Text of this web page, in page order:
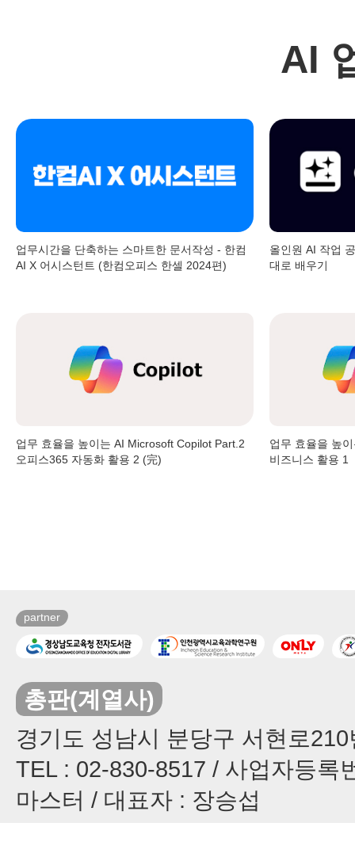
AI
업무시간을 단축하는 스마트한 문서작성 - 한컴
AI X 어시스턴트 (한컴오피스 한셀 2024편)
올인원 AI 작업
대로 배우기
업무 효율을 높이는 AI Microsoft Copilot Part.2
오피스365 자동화 활용 2 (完)
업무 효율을 높
비즈니스 활용 1
partner
총판(계열사)
경기도 성남시 분당구 서현로
TEL : 02-830-8517 / 사업자등록
마스터 / 대표자 : 장승섭